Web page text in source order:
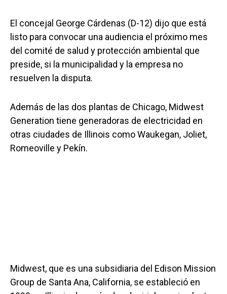
El concejal George Cárdenas (D-12) dijo que está
listo para convocar una audiencia el próximo mes
del comité de salud y protección ambiental que
preside, si la municipalidad y la empresa no
resuelven la disputa.
Además de las dos plantas de Chicago, Midwest
Generation tiene generadoras de electricidad en
otras ciudades de Illinois como Waukegan, Joliet,
Romeoville y Pekín.
Midwest, que es una subsidiaria del Edison Mission
Group de Santa Ana, California, se estableció en